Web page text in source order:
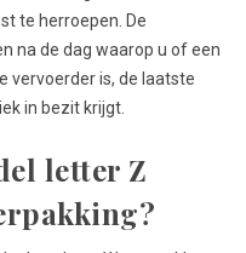
te herroepen. De
na de dag waarop u of een
vervoerder is, de laatste
in bezit krijgt.
letter Z